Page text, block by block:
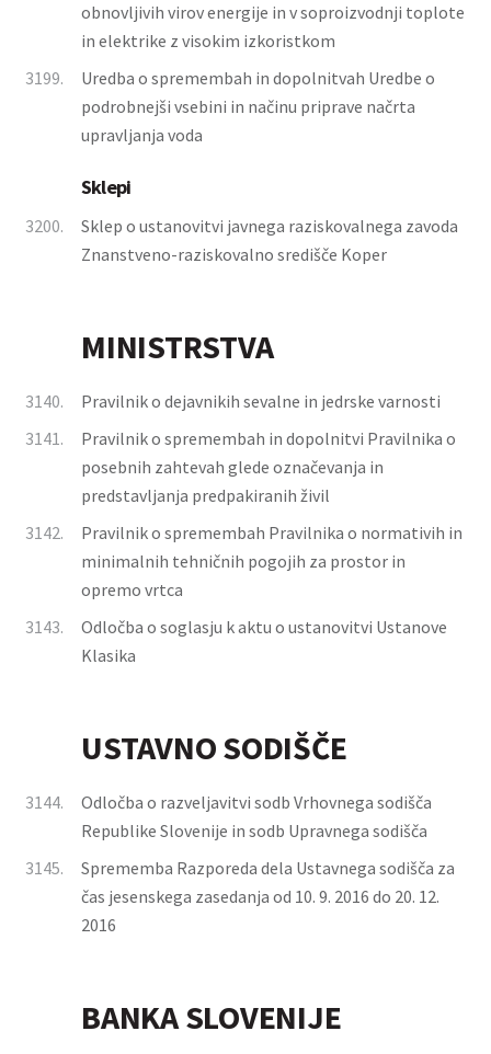
obnovljivih virov energije in v soproizvodnji toplote
in elektrike z visokim izkoristkom
3199.
Uredba o spremembah in dopolnitvah Uredbe o
podrobnejši vsebini in načinu priprave načrta
upravljanja voda
Sklepi
3200.
Sklep o ustanovitvi javnega raziskovalnega zavoda
Znanstveno-raziskovalno središče Koper
MINISTRSTVA
3140.
Pravilnik o dejavnikih sevalne in jedrske varnosti
3141.
Pravilnik o spremembah in dopolnitvi Pravilnika o
posebnih zahtevah glede označevanja in
predstavljanja predpakiranih živil
3142.
Pravilnik o spremembah Pravilnika o normativih in
minimalnih tehničnih pogojih za prostor in
opremo vrtca
3143.
Odločba o soglasju k aktu o ustanovitvi Ustanove
Klasika
USTAVNO SODIŠČE
3144.
Odločba o razveljavitvi sodb Vrhovnega sodišča
Republike Slovenije in sodb Upravnega sodišča
3145.
Sprememba Razporeda dela Ustavnega sodišča za
čas jesenskega zasedanja od 10. 9. 2016 do 20. 12.
2016
BANKA SLOVENIJE